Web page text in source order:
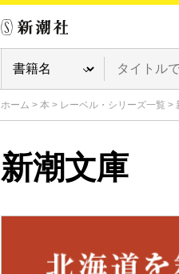
ホーム > 本 > レーベル・シリーズ一覧 >
新潮文庫